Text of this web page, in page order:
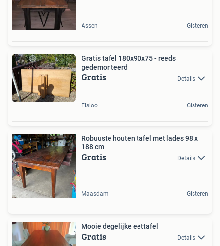
Assen Gisteren
Gratis tafel 180x90x75 - reeds
gedemonteerd
Gratis Details
Elsloo Gisteren
Robuuste houten tafel met lades 98 x
188 cm
Gratis Details
Maasdam Gisteren
Mooie degelijke eettafel
Gratis Details